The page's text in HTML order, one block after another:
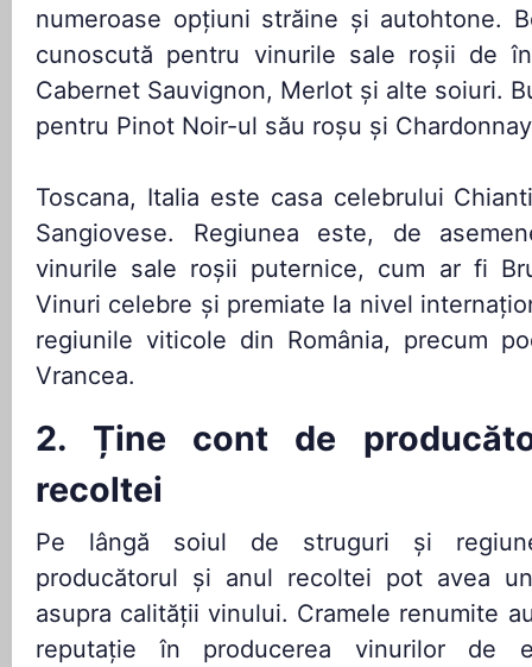
numeroase opțiuni străine și autohtone.
cunoscută pentru vinurile sale roșii de
Cabernet Sauvignon, Merlot și alte soiuri.
pentru Pinot Noir-ul său roșu și
Toscana, Italia este casa celebrului
Sangiovese. Regiunea este, de
vinurile sale roșii puternice, cum ar fi
Vinuri celebre și premiate la nivel
regiunile viticole din România, precum
Vrancea.
2. Ține cont de
recoltei
Pe lângă soiul de struguri și
producătorul și anul recoltei pot avea
asupra calității vinului. Cramele renumite
reputație în producerea vinurilor de